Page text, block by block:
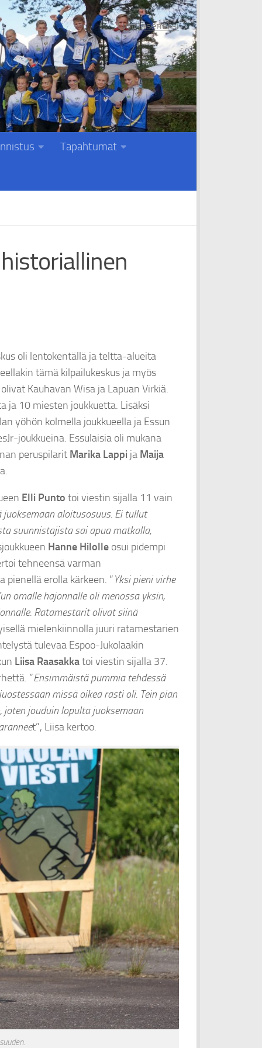
Liity jäseneksi
Tapahtumat
oli lentokentällä ja teltta-alueita
tämä kilpailukeskus ja myös
Kauhavan Wisa ja Lapuan Virkiä.
ja 10 miesten joukkuetta. Lisäksi
yöhön kolmella joukkueella ja Essun
joukkueina. Essulaisia oli mukana
peruspilarit Marika Lappi ja Maija
Elli Punto toi viestin sijalla 11 vain
juoksemaan aloitusosuus. Ei tullut
suunnistajista sai apua matkalla,
Hanne Hilolle osui pidempi
tehneensä varman
erolla kärkeen. ”Yksi pieni virhe
omalle hajonnalle oli menossa yksin,
Ratamestarit olivat siinä
mielenkiinnolla juuri ratamestarien
tulevaa Espoo-Jukolaakin
Liisa Raasakkatoi viestin sijalla 37.
”Ensimmäistä pummia tehdessä
missä oikea rasti oli. Tein pian
jouduin lopulta juoksemaan
t”, Liisa kertoo.